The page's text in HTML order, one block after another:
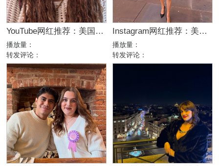
YouTube网红推荐：美国生活方式Vlog博主，200万粉家庭达人合作
播放量：
转发评论：
Instagram网红推荐：美国美妆护肤博主，46万粉幽默科普达人合作
播放量：
转发评论：